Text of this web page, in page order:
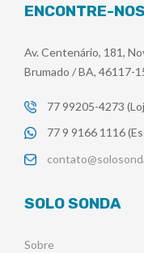
ENCONTRE-NOS
Av. Centenário, 181,
Brumado / BA, 46117-
77 99205-4273
77 9 9166 1116
SOLO SONDA
Sobre